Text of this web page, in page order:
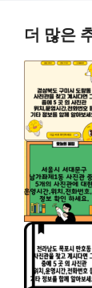
더 많은